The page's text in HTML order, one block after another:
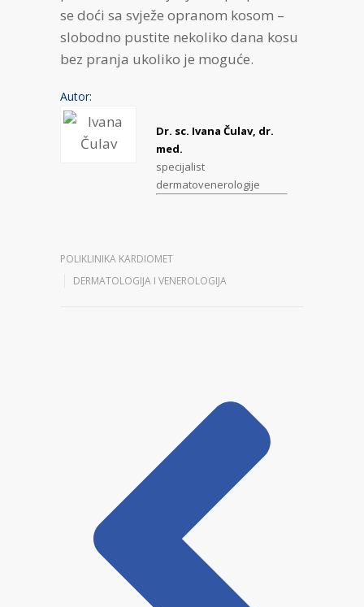
se doći sa svježe opranom kosom –
slobodno pustite nekoliko dana kosu
bez pranja ukoliko je moguće.
Autor:
Dr. sc. Ivana Čulav, dr.
med.
specijalist
dermatovenerologije
POLIKLINIKA KARDIOMET
DERMATOLOGIJA I VENEROLOGIJA